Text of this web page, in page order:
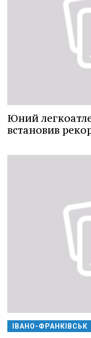
Юний
встановив
ІВАНО-ФРАНКІВСЬК